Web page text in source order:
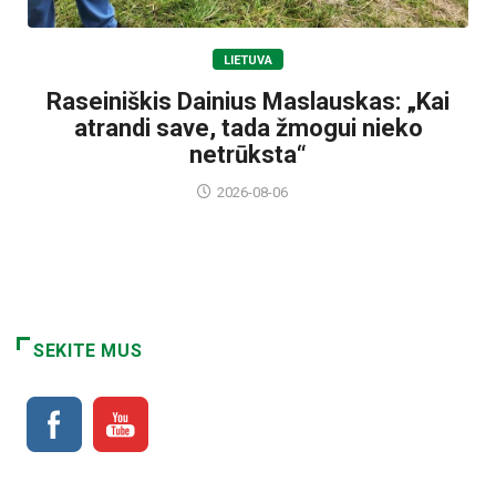
LIETUVA
Raseiniškis Dainius Maslauskas: „Kai
atrandi save, tada žmogui nieko
netrūksta“
2026-08-06
SEKITE MUS